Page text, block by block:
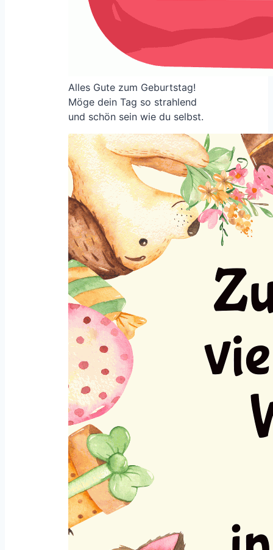
Alles Gute zum Geburtstag!
Möge dein Tag so strahlend
und schön sein wie du selbst.